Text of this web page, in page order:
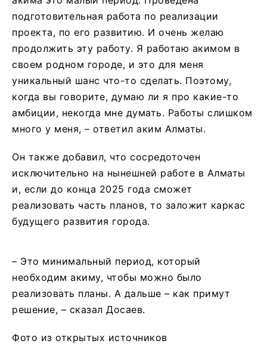
подготовительная работа по реализации
проекта, по его развитию. И очень желаю
продолжить эту работу. Я работаю акимом в
своем родном городе, и это для меня
уникальный шанс что-то сделать. Поэтому,
когда вы говорите, думаю ли я про какие-то
амбиции, некогда мне думать. Работы слишком
много у меня, – ответил аким Алматы.
Он также добавил, что сосредоточен
исключительно на нынешней работе в Алматы
и, если до конца 2025 года сможет
реализовать часть планов, то заложит каркас
будущего развития города.
– Это минимальный период, который
необходим акиму, чтобы можно было
реализовать планы. А дальше – как примут
решение, – сказал Досаев.
Фото из открытых источников